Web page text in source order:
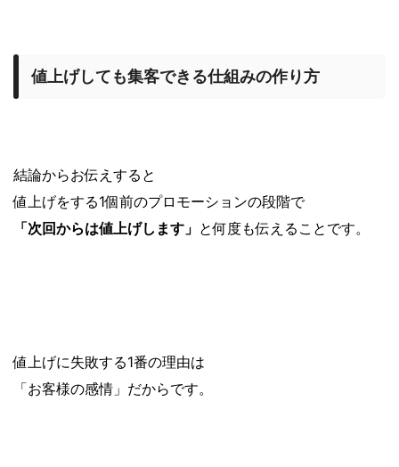
値上げしても集客できる仕組みの作り方
結論からお伝えすると
値上げをする1個前のプロモーションの段階で
「次回からは値上げします」 と何度も伝えることです。
値上げに失敗する1番の理由は
「お客様の感情」だからです。